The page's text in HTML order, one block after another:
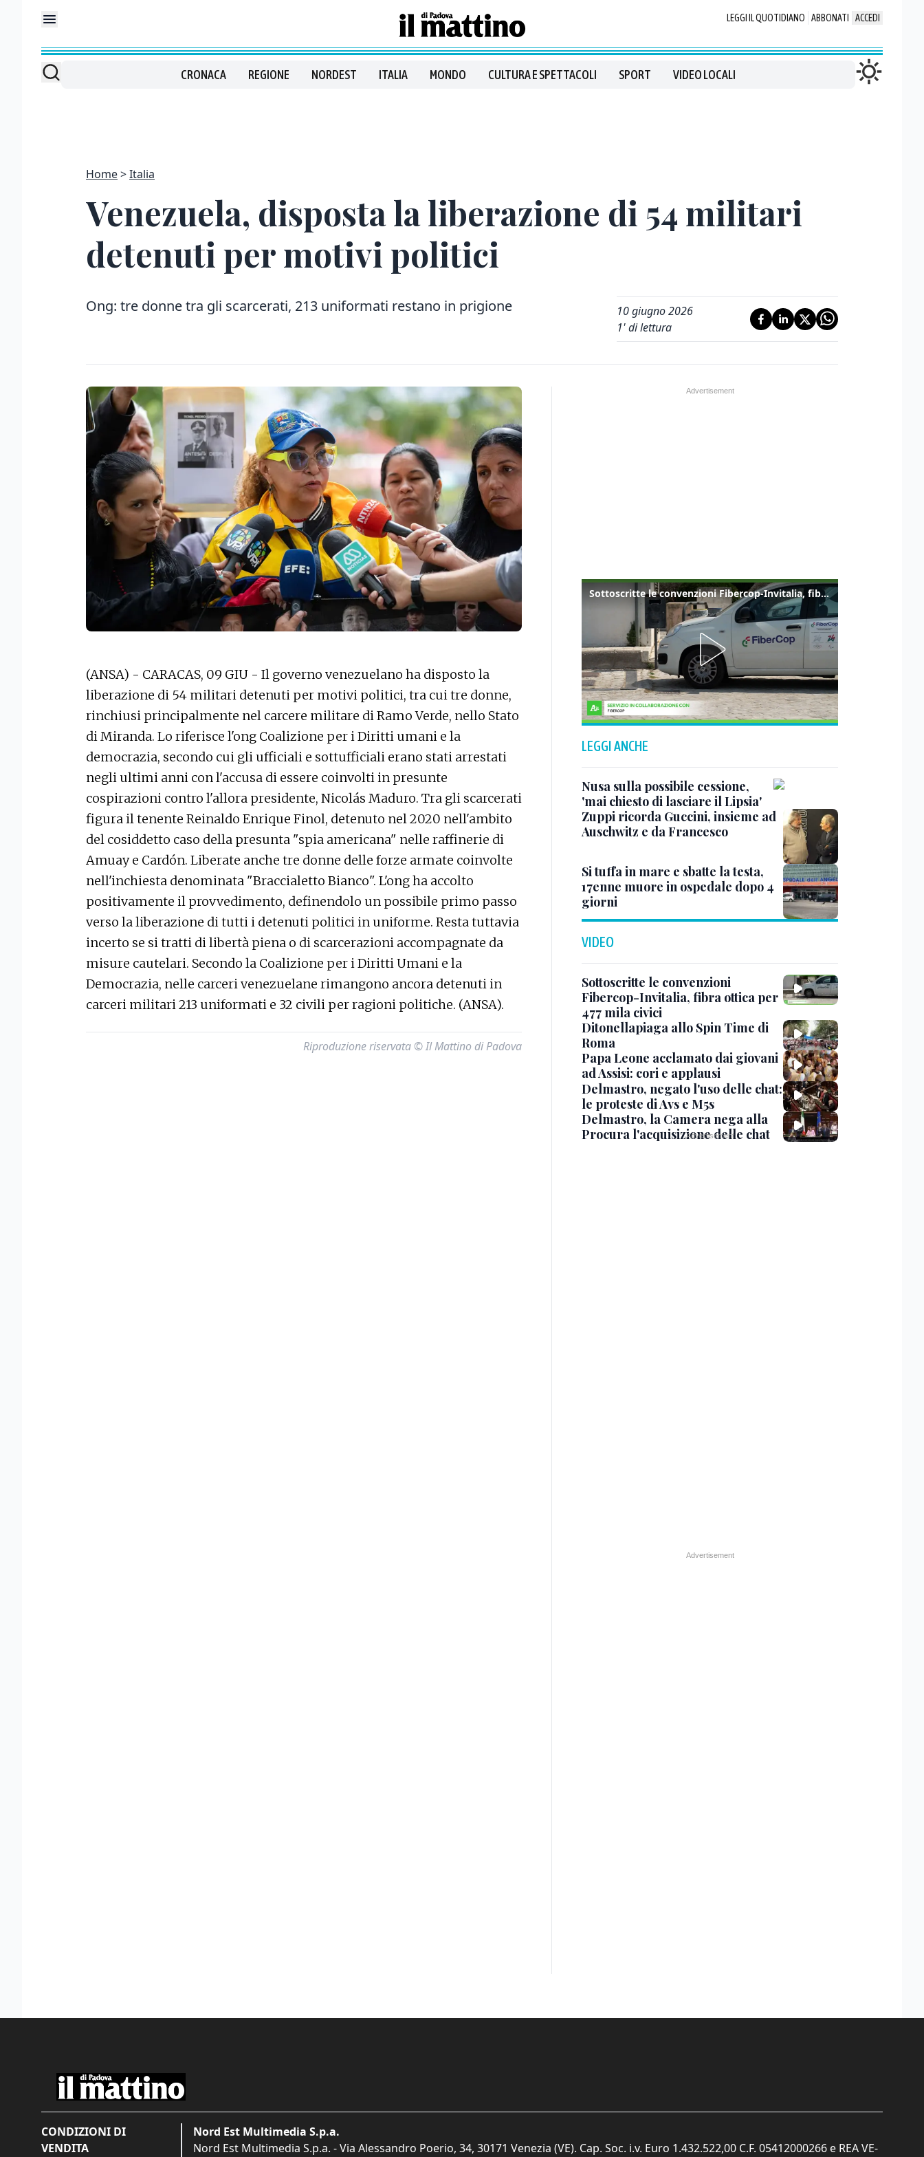
LEGGI IL QUOTIDIANO ABBONATI ACCEDI
CRONACA REGIONE NORDEST ITALIA MONDO CULTURA E SPETTACOLI SPORT VIDEO LOCALI
Home Italia
Venezuela, disposta la liberazione di 54 militari
detenuti per motivi politici
Ong: tre donne tra gli scarcerati, 213 uniformati restano in prigione
10 giugno 2026
1' di lettura
(ANSA) - CARACAS, 09 GIU - Il governo venezuelano ha disposto la
liberazione di 54 militari detenuti per motivi politici, tra cui tre donne,
rinchiusi principalmente nel carcere militare di Ramo Verde, nello Stato
di Miranda. Lo riferisce l'ong Coalizione per i Diritti umani e la
democrazia, secondo cui gli ufficiali e sottufficiali erano stati arrestati
negli ultimi anni con l'accusa di essere coinvolti in presunte
cospirazioni contro l'allora presidente, Nicolás Maduro. Tra gli scarcerati
figura il tenente Reinaldo Enrique Finol, detenuto nel 2020 nell'ambito
del cosiddetto caso della presunta "spia americana" nelle raffinerie di
Amuay e Cardón. Liberate anche tre donne delle forze armate coinvolte
nell'inchiesta denominata "Braccialetto Bianco". L'ong ha accolto
positivamente il provvedimento, definendolo un possibile primo passo
verso la liberazione di tutti i detenuti politici in uniforme. Resta tuttavia
incerto se si tratti di libertà piena o di scarcerazioni accompagnate da
misure cautelari. Secondo la Coalizione per i Diritti Umani e la
Democrazia, nelle carceri venezuelane rimangono ancora detenuti in
carceri militari 213 uniformati e 32 civili per ragioni politiche. (ANSA).
Riproduzione riservata © Il Mattino di Padova
Sottoscritte le convenzioni Fibercop-Invitalia, fibra ottica per 477 mila civici
LEGGI ANCHE
Nusa sulla possibile cessione,
'mai chiesto di lasciare il Lipsia'
Zuppi ricorda Guccini, insieme ad
Auschwitz e da Francesco
Si tuffa in mare e sbatte la testa,
17enne muore in ospedale dopo 4
giorni
VIDEO
Sottoscritte le convenzioni
Fibercop-Invitalia, fibra ottica per
477 mila civici
Ditonellapiaga allo Spin Time di
Roma
Papa Leone acclamato dai giovani
ad Assisi: cori e applausi
Delmastro, negato l'uso delle chat:
le proteste di Avs e M5s
Delmastro, la Camera nega alla
Procura l'acquisizione delle chat
CONDIZIONI DI
VENDITA
Nord Est Multimedia S.p.a.
Nord Est Multimedia S.p.a. - Via Alessandro Poerio, 34, 30171 Venezia (VE). Cap. Soc. i.v. Euro 1.432.522,00 C.F. 05412000266 e REA VE-